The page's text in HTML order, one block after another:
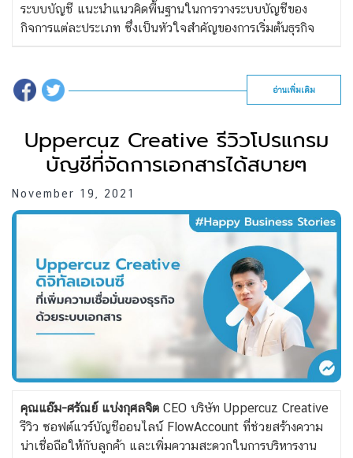
ระบบบัญชี แนะนำแนวคิดพื้นฐานในการวางระบบบัญชีของ
กิจการแต่ละประเภท ซึ่งเป็นหัวใจสำคัญของการเริ่มต้นธุรกิจ
อ่านเพิ่มเติม
Uppercuz Creative รีวิวโปรแกรม
บัญชีที่จัดการเอกสารได้สบายๆ
November 19, 2021
คุณแอ๊ม-ศรัณย์ แบ่งกุศลจิต CEO บริษัท Uppercuz Creative
รีวิว ซอฟต์แวร์บัญชีออนไลน์ FlowAccount ที่ช่วยสร้างความ
น่าเชื่อถือให้กับลูกค้า และเพิ่มความสะดวกในการบริหารงาน